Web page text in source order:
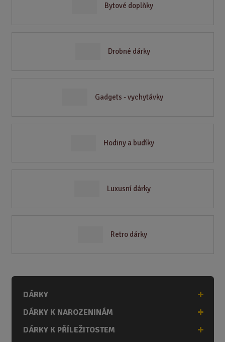
Bytové doplňky
Drobné dárky
Gadgets - vychytávky
Hodiny a budíky
Luxusní dárky
Retro dárky
DÁRKY
DÁRKY K NAROZENINÁM
DÁRKY K PŘÍLEŽITOSTEM